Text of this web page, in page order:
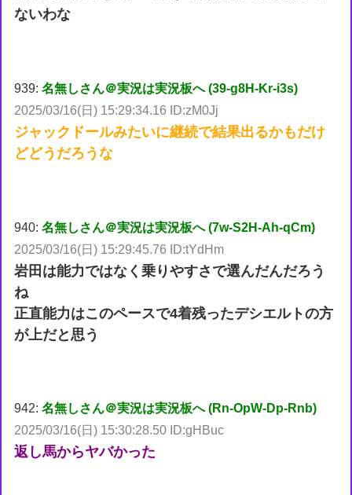
ないわな
939:名無しさん＠実況は実況板へ (39-g8H-Kr-i3s)
2025/03/16(日) 15:29:34.16 ID:zM0Jj
ジャックドールみたいに継続で結果出るかもだけ
どどうだろうな
940:名無しさん＠実況は実況板へ (7w-S2H-Ah-qCm)
2025/03/16(日) 15:29:45.76 ID:tYdHm
岩田は能力ではなく乗りやすさで選んだんだろう
ね
正直能力はこのペースで4着残ったデシエルトの方
が上だと思う
942:名無しさん＠実況は実況板へ (Rn-OpW-Dp-Rnb)
2025/03/16(日) 15:30:28.50 ID:gHBuc
返し馬からヤバかった